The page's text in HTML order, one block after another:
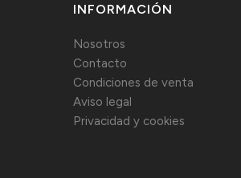
INFORMACIÓN
Nosotros
Contacto
Condiciones de venta
Aviso legal
Privacidad y cookies